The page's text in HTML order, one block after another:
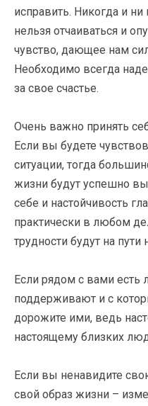
исправить. Никогда и ни
нельзя отчаиваться и
чувство, дающее нам
Необходимо всегда
за свое счастье.
Очень важно принять
Если вы будете
ситуации, тогда
жизни будут успешно
себе и настойчивость
практически в любом
трудности будут на
Если рядом с вами
поддерживают и с
дорожите ими, ведь
настоящему близких
Если вы ненавидите
свой образ жизни –